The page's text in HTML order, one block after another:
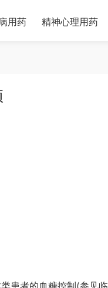
用药 精神心理用药
患者的血糖控制(参见临